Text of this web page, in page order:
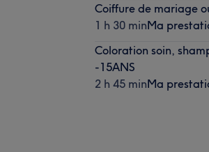
Coiffure de mariage
1 h 30 minMa
Coloration soin,
-15ANS
2 h 45 minMa